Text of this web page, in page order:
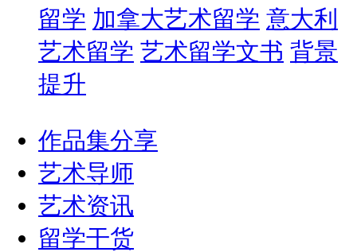
留学 加拿大艺术留学 意大利
艺术留学 艺术留学文书 背景
提升
作品集分享
艺术导师
艺术资讯
留学干货